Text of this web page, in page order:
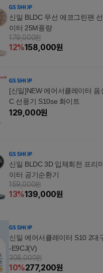
신일 BLDC 무선 에코그린팬
이터 25M풍량
179,000원
12%158,000원
[신일]NEW 에어서큘레이터
C 선풍기 S10se 화이트
129,000원
신일 BLDC 3D 입체회전 프리
이터 공기순환기
159,000원
13%139,000원
신일 에어서큘레이터 S10 2대
-E9CJ(V)
308,000원
10%277,200원